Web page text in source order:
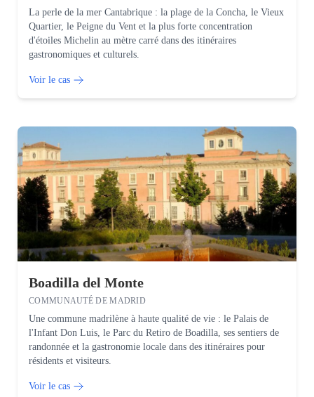
La perle de la mer Cantabrique : la plage de la Concha, le Vieux
Quartier, le Peigne du Vent et la plus forte concentration
d'étoiles Michelin au mètre carré dans des itinéraires
gastronomiques et culturels.
Voir le cas
Boadilla del Monte
COMMUNAUTÉ DE MADRID
Une commune madrilène à haute qualité de vie : le Palais de
l'Infant Don Luis, le Parc du Retiro de Boadilla, ses sentiers de
randonnée et la gastronomie locale dans des itinéraires pour
résidents et visiteurs.
Voir le cas